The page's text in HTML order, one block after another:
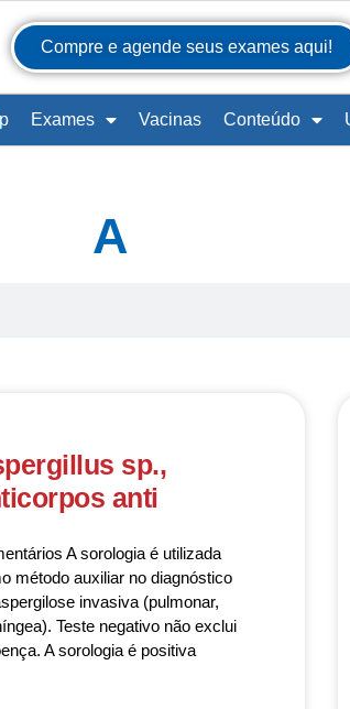
Compre e agende seus exames aqui!
Exames Vacinas Conteúdo
A
sp.,
anti
A sorologia é utilizada
método auxiliar no diagnóstico
invasiva (pulmonar,
Teste negativo não exclui
A sorologia é positiva